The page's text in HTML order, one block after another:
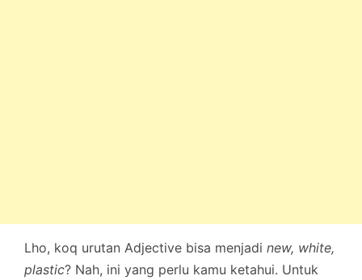
Lho, koq urutan Adjective bisa menjadi new, white,
plastic? Nah, ini yang perlu kamu ketahui. Untuk